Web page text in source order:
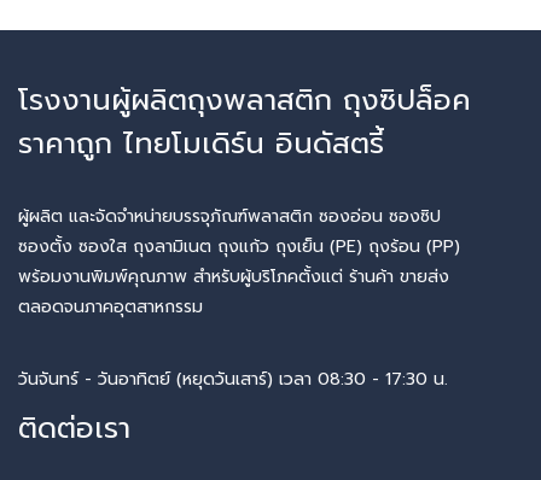
โรงงานผู้ผลิตถุงพลาสติก ถุงซิปล็อค
ราคาถูก ไทยโมเดิร์น อินดัสตรี้
ผู้ผลิต และจัดจำหน่ายบรรจุภัณฑ์พลาสติก ซองอ่อน ซองซิป
ซองตั้ง ซองใส ถุงลามิเนต ถุงแก้ว ถุงเย็น (PE) ถุงร้อน (PP)
พร้อมงานพิมพ์คุณภาพ สำหรับผู้บริโภคตั้งแต่ ร้านค้า ขายส่ง
ตลอดจนภาคอุตสาหกรรม
วันจันทร์ - วันอาทิตย์ (หยุดวันเสาร์) เวลา 08:30 - 17:30 น.
ติดต่อเรา